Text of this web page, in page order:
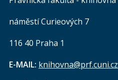
náměstí Curieových 7
116 40 Praha 1
E-MAIL: knihovna@prf.cuni.cz